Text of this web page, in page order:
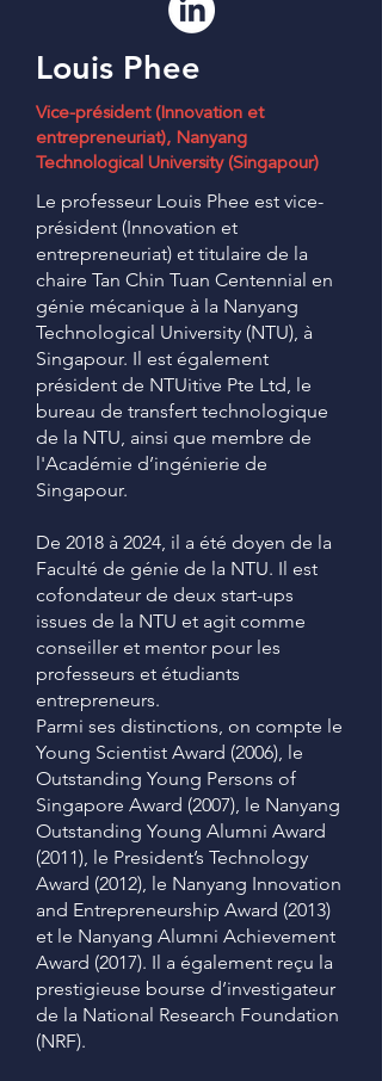
Louis Phee
Vice-président (Innovation et
entrepreneuriat), Nanyang
Technological University (Singapour)
Le professeur Louis Phee est vice-
président (Innovation et
entrepreneuriat) et titulaire de la
chaire Tan Chin Tuan Centennial en
génie mécanique à la Nanyang
Technological University (NTU), à
Singapour. Il est également
président de NTUitive Pte Ltd, le
bureau de transfert technologique
de la NTU, ainsi que membre de
l'Académie d’ingénierie de
Singapour.
De 2018 à 2024, il a été doyen de la
Faculté de génie de la NTU. Il est
cofondateur de deux start-ups
issues de la NTU et agit comme
conseiller et mentor pour les
professeurs et étudiants
entrepreneurs.
Parmi ses distinctions, on compte le
Young Scientist Award (2006), le
Outstanding Young Persons of
Singapore Award (2007), le Nanyang
Outstanding Young Alumni Award
(2011), le President’s Technology
Award (2012), le Nanyang Innovation
and Entrepreneurship Award (2013)
et le Nanyang Alumni Achievement
Award (2017). Il a également reçu la
prestigieuse bourse d’investigateur
de la National Research Foundation
(NRF).